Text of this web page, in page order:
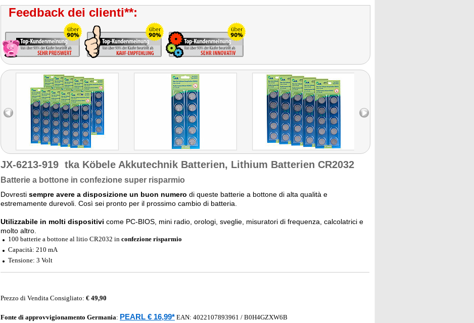
Feedback dei clienti**:
JX-6213-919 tka Köbele Akkutechnik Batterien, Lithium Batterien CR2032
Batterie a bottone in confezione super risparmio
Dovresti sempre avere a disposizione un buon numero di queste batterie a bottone di alta qualità e
estremamente durevoli. Così sei pronto per il prossimo cambio di batteria.
Utilizzabile in molti dispositivi come PC-BIOS, mini radio, orologi, sveglie, misuratori di frequenza, calcolatrici e
molto altro.
100 batterie a bottone al litio CR2032 in confezione risparmio
Capacità: 210 mA
Tensione: 3 Volt
Prezzo di Vendita Consigliato: € 49,90
Fonte di approvvigionamento Germania: PEARL € 16,99* EAN: 4022107893961 / B0H4GZXW6B